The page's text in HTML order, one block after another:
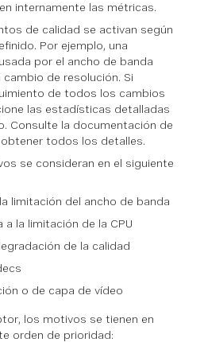
internamente las métricas.
de calidad se activan según
Por ejemplo, una
por el ancho de banda
de resolución. Si
de todos los cambios
las estadísticas detalladas
Consulte la documentación de
obtener todos los detalles.
se consideran en el siguiente
limitación del ancho de banda
a la limitación de la CPU
de la calidad
o de capa de vídeo
los motivos se tienen en
orden de prioridad: